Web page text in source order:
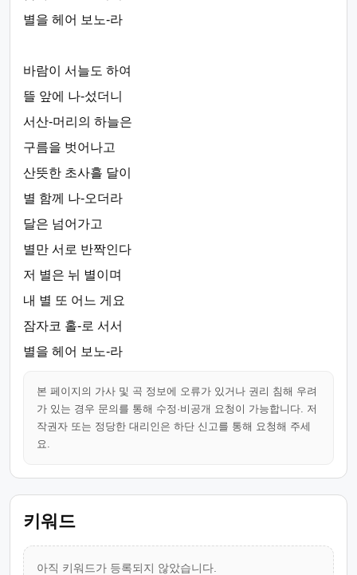
별을 헤어 보노-라
바람이 서늘도 하여
뜰 앞에 나-섰더니
서산-머리의 하늘은
구름을 벗어나고
산뜻한 초사흘 달이
별 함께 나-오더라
달은 넘어가고
별만 서로 반짝인다
저 별은 뉘 별이며
내 별 또 어느 게요
잠자코 홀-로 서서
별을 헤어 보노-라
본 페이지의 가사 및 곡 정보에 오류가 있거나 권리 침해 우려
가 있는 경우 문의를 통해 수정·비공개 요청이 가능합니다. 저
작권자 또는 정당한 대리인은 하단 신고를 통해 요청해 주세
요.
키워드
아직 키워드가 등록되지 않았습니다.